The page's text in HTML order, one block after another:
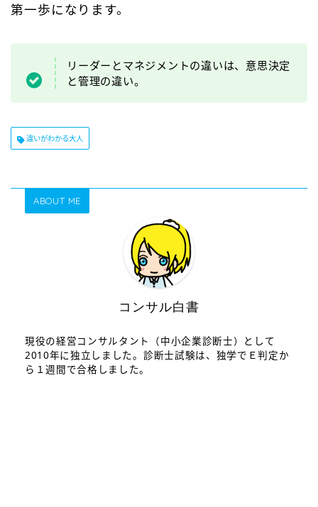
第一歩になります。
リーダーとマネジメントの違いは、意思決定
と管理の違い。
違いがわかる大人
ABOUT ME
コンサル白書
現役の経営コンサルタント（中小企業診断士）として
2010年に独立しました。診断士試験は、独学でＥ判定か
ら１週間で合格しました。